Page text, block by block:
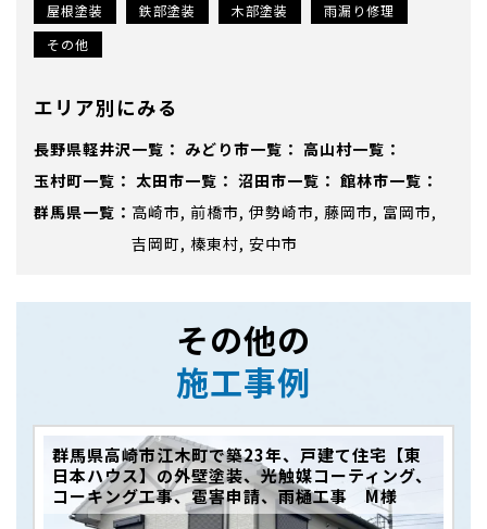
屋根塗装 鉄部塗装 木部塗装
雨漏り修理
その他
エリア別にみる
長野県軽井沢 みどり市
高山村
玉村町
太田市 沼田市
館林市
群馬県
高崎市 前橋市 伊勢崎市 藤岡市 富岡市
吉岡町 榛東村 安中市
その他の
施工事例
群馬県高崎市江木町で築23年、戸建て住宅【東
日本ハウス】の外壁塗装、光触媒コーティング、
コーキング工事、雹害申請、雨樋工事 M様